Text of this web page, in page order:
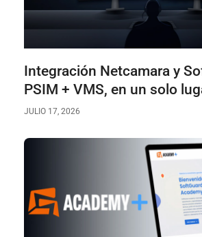
Integración Netcamara y
PSIM + VMS, en un solo
JULIO 17, 2026